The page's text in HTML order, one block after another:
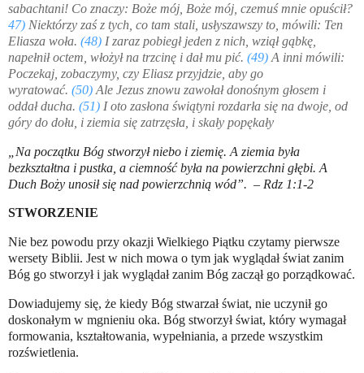
sabachtani! Co znaczy: Boże mój, Boże mój, czemuś mnie opuścił?
47) Niektórzy zaś z tych, co tam stali, usłyszawszy to, mówili: Ten
Eliasza woła. (48) I zaraz pobiegł jeden z nich, wziął gąbkę,
napełnił octem, włożył na trzcinę i dał mu pić. (49) A inni mówili:
Poczekaj, zobaczymy, czy Eliasz przyjdzie, aby go
wyratować. (50) Ale Jezus znowu zawołał donośnym głosem i
oddał ducha. (51) I oto zasłona świątyni rozdarła się na dwoje, od
góry do dołu, i ziemia się zatrzęsła, i skały popękały
„Na początku Bóg stworzył niebo i ziemię. A ziemia była
bezkształtna i pustka, a ciemność była na powierzchni głębi. A
Duch Boży unosił się nad powierzchnią wód”. – Rdz 1:1-2
STWORZENIE
Nie bez powodu przy okazji Wielkiego Piątku czytamy pierwsze
wersety Biblii. Jest w nich mowa o tym jak wyglądał świat zanim
Bóg go stworzył i jak wyglądał zanim Bóg zaczął go porządkować.
Dowiadujemy się, że kiedy Bóg stwarzał świat, nie uczynił go
doskonałym w mgnieniu oka. Bóg stworzył świat, który wymagał
formowania, kształtowania, wypełniania, a przede wszystkim
rozświetlenia.